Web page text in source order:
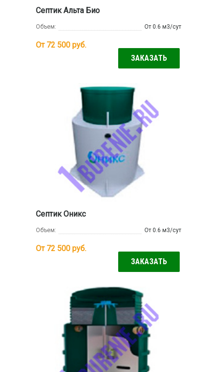
Септик Альта Био
Объем: От 0.6 м3/сут
От 72 500 руб.
ЗАКАЗАТЬ
Септик Оникс
Объем: От 0.6 м3/сут
От 72 500 руб.
ЗАКАЗАТЬ